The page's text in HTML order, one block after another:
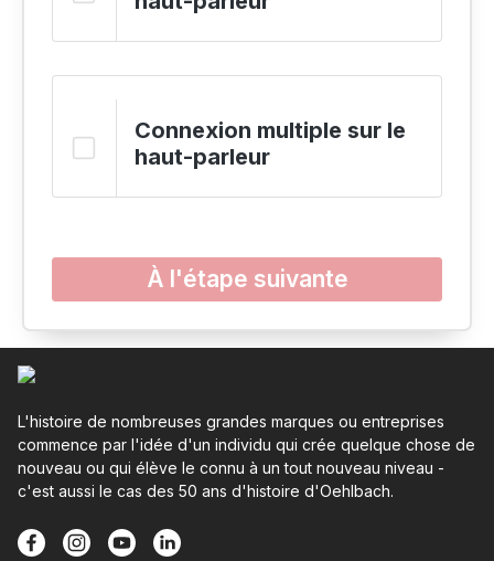
Connexion multiple sur le
haut-parleur
À l'étape suivante
L'histoire de nombreuses grandes marques ou entreprises
commence par l'idée d'un individu qui crée quelque chose de
nouveau ou qui élève le connu à un tout nouveau niveau -
c'est aussi le cas des 50 ans d'histoire d'Oehlbach.